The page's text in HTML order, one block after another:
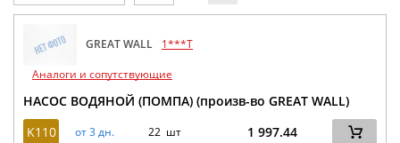
GREAT WALL
1***T
Аналоги и сопутствующие
НАСОС ВОДЯНОЙ (ПОМПА) (произв-во GREAT WALL)
K110
от 3 дн. 22 шт 1 997.44